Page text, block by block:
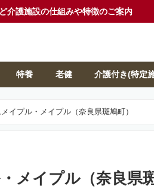
介護施設の仕組みや特徴のご案内
特養 老健 介護付き(特定
イプル・メイプル（奈良県斑鳩町）
メイプル（奈良県